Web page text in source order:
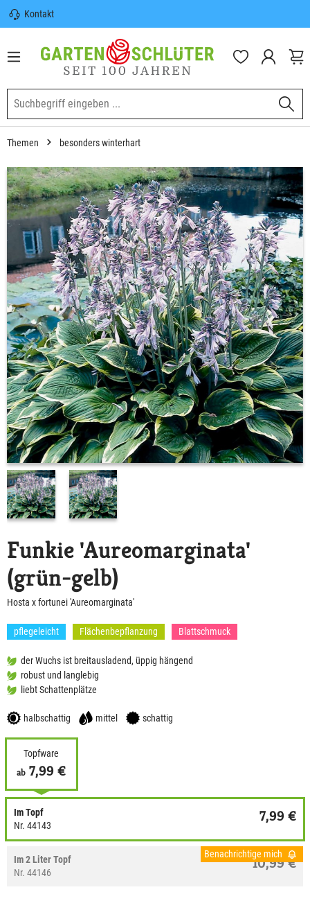
springen
Kontakt
Sicherer Versand | Versandkostenfrei
(DE) ab 100€
Garten-Schlüter Anwachsgarantie
Themen besonders winterhart
Funkie 'Aureomarginata'
(grün-gelb)
Hosta x fortunei 'Aureomarginata'
pflegeleicht Flächenbepflanzung Blattschmuck
der Wuchs ist breitausladend, üppig hängend
robust und langlebig
liebt Schattenplätze
halbschattig mittel schattig
Topfware
ab 7,99 €
Im Topf
Nr. 44143
7,99 €
Benachrichtige mich
Im 2 Liter Topf
Nr. 44146
10,99 €